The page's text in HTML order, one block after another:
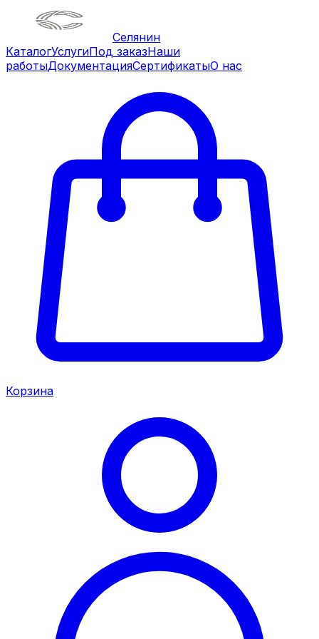
Селянин
КаталогУслугиПод заказНаши
работыДокументацияСертификатыО нас
Корзина